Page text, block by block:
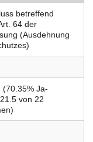
betreffend
64 der
(Ausdehnung
(70.35% Ja-
von 22